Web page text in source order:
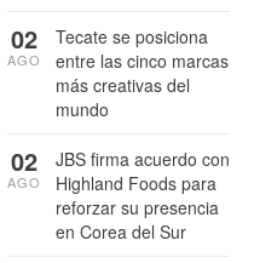
Tecate se posiciona
entre las cinco marcas
más creativas del
mundo
02
AGO
JBS firma acuerdo con
Highland Foods para
reforzar su presencia
en Corea del Sur
02
AGO